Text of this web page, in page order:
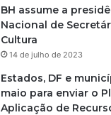
BH assume a
Nacional de
Cultura
14 de julho de 2023
Estados, DF e
maio para enviar o
Aplicação de